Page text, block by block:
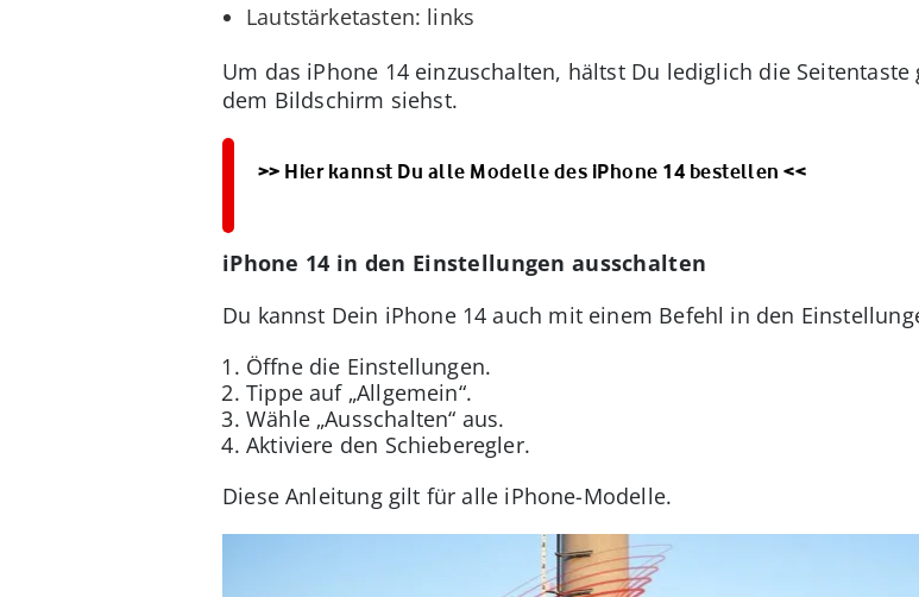
Lautstärketasten: links
Um das iPhone 14 einzuschalten, hältst Du lediglich die
dem Bildschirm siehst.
>> Hier kannst Du alle Modelle des iPhone 14 bestellen <<
iPhone 14 in den Einstellungen ausschalten
Du kannst Dein iPhone 14 auch mit einem Befehl in den
Öffne die Einstellungen.
Tippe auf „Allgemein“.
Wähle „Ausschalten“ aus.
Aktiviere den Schieberegler.
Diese Anleitung gilt für alle iPhone-Modelle.